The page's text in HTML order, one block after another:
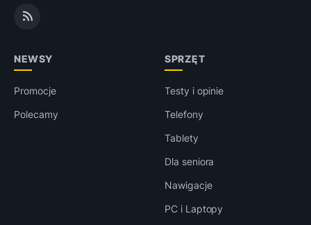
NEWSY
Promocje
Polecamy
SPRZĘT
Testy i opinie
Telefony
Tablety
Dla seniora
Nawigacje
PC i Laptopy